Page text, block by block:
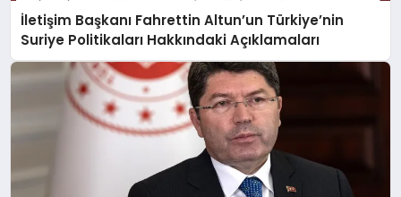
İletişim Başkanı Fahrettin Altun’un Türkiye’nin
Suriye Politikaları Hakkındaki Açıklamaları